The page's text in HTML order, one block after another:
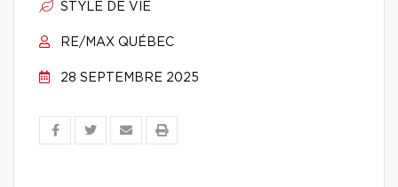
STYLE DE VIE
RE/MAX QUÉBEC
28 SEPTEMBRE 2025